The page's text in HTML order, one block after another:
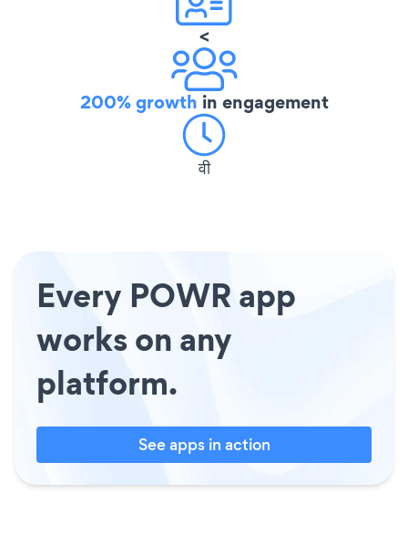
<
200% growth in engagement
वी
Every POWR app
works on any
platform.
See apps in action